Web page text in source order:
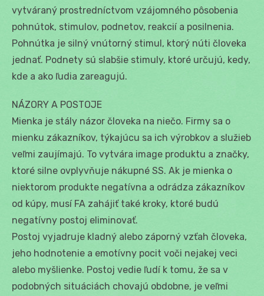
vytváraný prostredníctvom vzájomného pôsobenia
pohnútok, stimulov, podnetov, reakcií a posilnenia.
Pohnútka je silný vnútorný stimul, ktorý núti človeka
jednať. Podnety sú slabšie stimuly, ktoré určujú, kedy,
kde a ako ľudia zareagujú.
NÁZORY A POSTOJE
Mienka je stály názor človeka na niečo. Firmy sa o
mienku zákazníkov, týkajúcu sa ich výrobkov a služieb
veľmi zaujímajú. To vytvára image produktu a značky,
ktoré silne ovplyvňuje nákupné SS. Ak je mienka o
niektorom produkte negatívna a odrádza zákazníkov
od kúpy, musí FA zahájiť také kroky, ktoré budú
negatívny postoj eliminovať.
Postoj vyjadruje kladný alebo záporný vzťah človeka,
jeho hodnotenie a emotívny pocit voči nejakej veci
alebo myšlienke. Postoj vedie ľudí k tomu, že sa v
podobných situáciách chovajú obdobne, je veľmi